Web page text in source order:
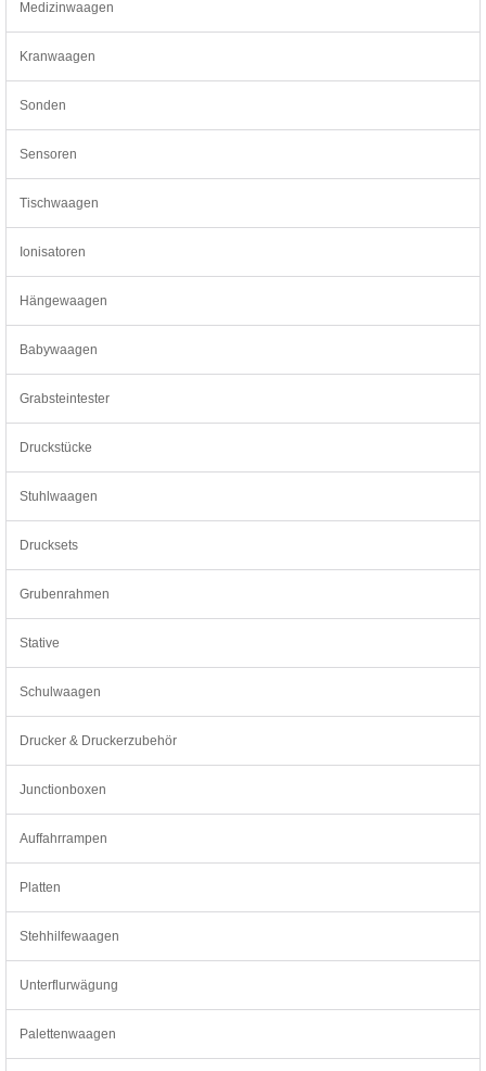
Medizinwaagen
Kranwaagen
Sonden
Sensoren
Tischwaagen
Ionisatoren
Hängewaagen
Babywaagen
Grabsteintester
Druckstücke
Stuhlwaagen
Drucksets
Grubenrahmen
Stative
Schulwaagen
Drucker & Druckerzubehör
Junctionboxen
Auffahrrampen
Platten
Stehhilfewaagen
Unterflurwägung
Palettenwaagen